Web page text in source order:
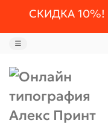
СКИДКА 10%!